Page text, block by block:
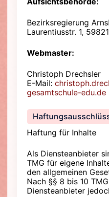
Bezirksregierung
Laurentiusstr. 1,
Webmaster:
Christoph Drechsler
E-Mail:
gesamtschule-edu.de
Haftung für Inhalte
Als Diensteanbieter
TMG für eigene
den allgemeinen
Nach §§ 8 bis 10
Diensteanbieter